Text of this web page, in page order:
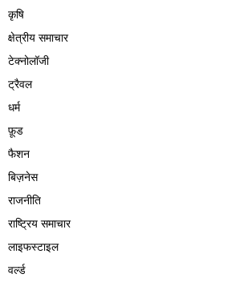
कृषि
क्षेत्रीय समाचार
टेक्नोलॉजी
ट्रैवल
धर्म
फ़ूड
फैशन
बिज़नेस
राजनीति
राष्ट्रिय समाचार
लाइफस्टाइल
वर्ल्ड